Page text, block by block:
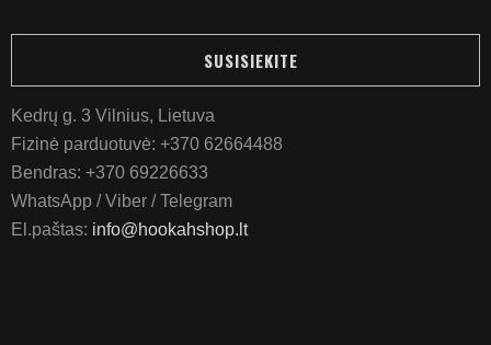
SUSISIEKITE
Kedrų g. 3 Vilnius, Lietuva
Fizinė parduotuvė: +370 62664488
Bendras: +370 69226633
WhatsApp / Viber / Telegram
El.paštas: info@hookahshop.lt